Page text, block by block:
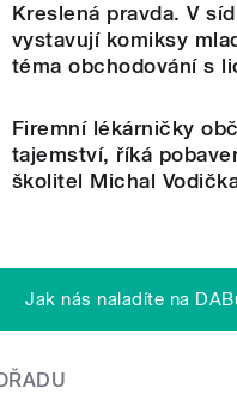
Kreslená pravda. V
vystavují komiksy
téma obchodování s
Firemní lékárničky
tajemství, říká
školitel Michal
Jak nás naladíte na